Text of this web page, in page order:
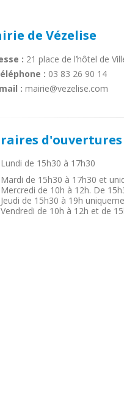
de Vézelise
: 21 place de l’hôtel de
: 03 83 26 90 14
: mairie@vezelise.com
d'ouvertures
Lundi de 15h30 à 17h30
Mardi de 15h30 à 17h30 et
Mercredi de 10h à 12h. De
Jeudi de 15h30 à 19h
Vendredi de 10h à 12h et de